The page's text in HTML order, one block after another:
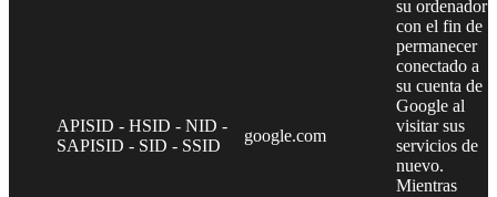
APISID - HSID - NID -
SAPISID - SID - SSID
google.com
su ordenador
con el fin de
permanecer
conectado a
su cuenta de
Google al
visitar sus
servicios de
nuevo.
Mientras